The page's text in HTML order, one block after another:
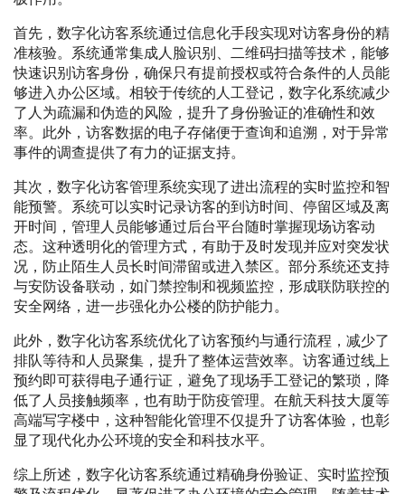
首先，数字化访客系统通过信息化手段实现对访客身份的精
准核验。系统通常集成人脸识别、二维码扫描等技术，能够
快速识别访客身份，确保只有提前授权或符合条件的人员能
够进入办公区域。相较于传统的人工登记，数字化系统减少
了人为疏漏和伪造的风险，提升了身份验证的准确性和效
率。此外，访客数据的电子存储便于查询和追溯，对于异常
事件的调查提供了有力的证据支持。
其次，数字化访客管理系统实现了进出流程的实时监控和智
能预警。系统可以实时记录访客的到访时间、停留区域及离
开时间，管理人员能够通过后台平台随时掌握现场访客动
态。这种透明化的管理方式，有助于及时发现并应对突发状
况，防止陌生人员长时间滞留或进入禁区。部分系统还支持
与安防设备联动，如门禁控制和视频监控，形成联防联控的
安全网络，进一步强化办公楼的防护能力。
此外，数字化访客系统优化了访客预约与通行流程，减少了
排队等待和人员聚集，提升了整体运营效率。访客通过线上
预约即可获得电子通行证，避免了现场手工登记的繁琐，降
低了人员接触频率，也有助于防疫管理。在航天科技大厦等
高端写字楼中，这种智能化管理不仅提升了访客体验，也彰
显了现代化办公环境的安全和科技水平。
综上所述，数字化访客系统通过精确身份验证、实时监控预